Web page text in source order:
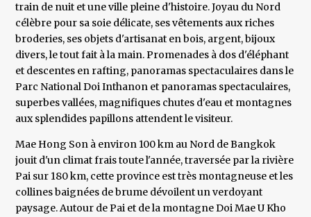
train de nuit et une ville pleine d'histoire. Joyau du Nord
célèbre pour sa soie délicate, ses vêtements aux riches
broderies, ses objets d'artisanat en bois, argent, bijoux
divers, le tout fait à la main. Promenades à dos d'éléphant
et descentes en rafting, panoramas spectaculaires dans le
Parc National Doi Inthanon et panoramas spectaculaires,
superbes vallées, magnifiques chutes d'eau et montagnes
aux splendides papillons attendent le visiteur.
Mae Hong Son à environ 100 km au Nord de Bangkok
jouit d'un climat frais toute l'année, traversée par la rivière
Pai sur 180 km, cette province est très montagneuse et les
collines baignées de brume dévoilent un verdoyant
paysage. Autour de Pai et de la montagne Doi Mae U Kho